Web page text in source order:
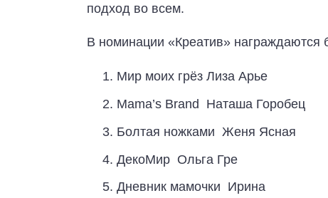
подход во всем.
В номинации «Креатив» награждаются
Мир моих грёз Лиза Арье
Mama’s Brand Наташа Горобец
Болтая ножками Женя Ясная
ДекоМир Ольга Гре
Дневник мамочки Ирина